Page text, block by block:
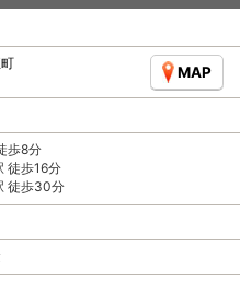
MAP
歩8分
徒歩16分
徒歩30分